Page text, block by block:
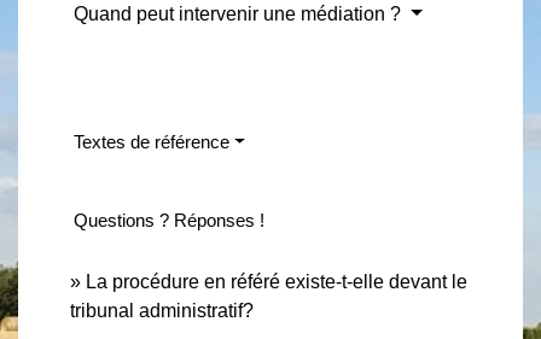
Quand peut intervenir une médiation ?
Textes de référence
Questions ? Réponses !
La procédure en référé existe-t-elle devant le
tribunal administratif?